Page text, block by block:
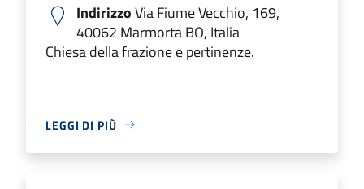
IndirizzoVia Fiume Vecchio, 169,
40062 Marmorta BO, Italia
Chiesa della frazione e pertinenze.
LEGGI DI PIÙ